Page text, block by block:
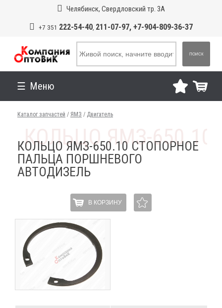
Челябинск, Свердловский тр. 3А
+7 351 222-54-40, 211-07-97, +7-904-809-36-37
ПОИСК
Меню
Каталог запчастей / ЯМЗ / Двигатель
КОЛЬЦО ЯМЗ-650.10 СТОПОРНОЕ
ПАЛЬЦА ПОРШНЕВОГО
АВТОДИЗЕЛЬ
В КОРЗИНУ